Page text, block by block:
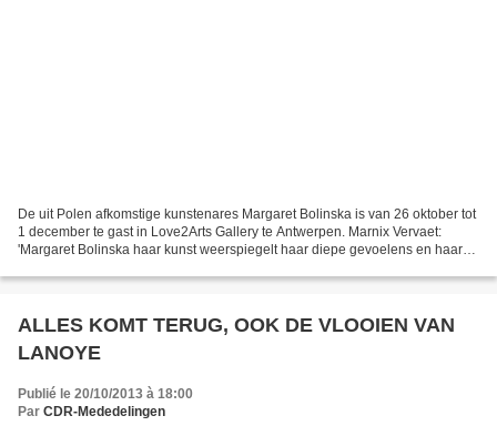
De uit Polen afkomstige kunstenares Margaret Bolinska is van 26 oktober tot
1 december te gast in Love2Arts Gallery te Antwerpen. Marnix Vervaet:
'Margaret Bolinska haar kunst weerspiegelt haar diepe gevoelens en haar
ALLES KOMT TERUG, OOK DE VLOOIEN VAN
LANOYE
Publié le 20/10/2013 à 18:00
Par CDR-Mededelingen